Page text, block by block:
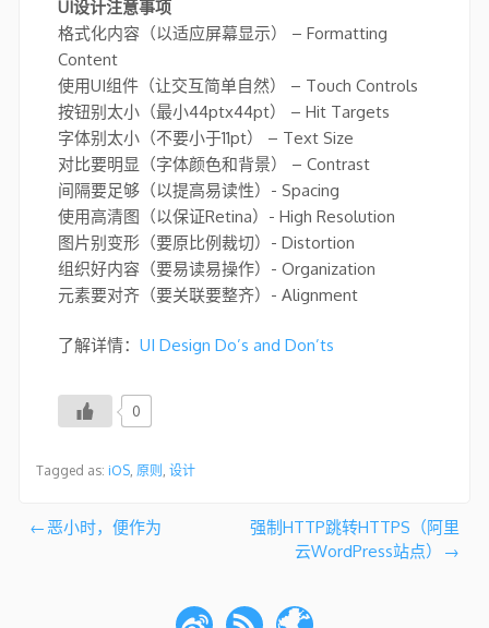
UI设计注意事项
格式化内容（以适应屏幕显示） – Formatting
Content
使用UI组件（让交互简单自然） – Touch Controls
按钮别太小（最小44ptx44pt） – Hit Targets
字体别太小（不要小于11pt） – Text Size
对比要明显（字体颜色和背景） – Contrast
间隔要足够（以提高易读性）- Spacing
使用高清图（以保证Retina）- High Resolution
图片别变形（要原比例裁切）- Distortion
组织好内容（要易读易操作）- Organization
元素要对齐（要关联要整齐）- Alignment
了解详情： UI Design Do’s and Don’ts
0
Tagged as: iOS, 原则 设计
文恶小时，便作为
强制HTTP跳转HTTPS（阿里
云WordPress站点）